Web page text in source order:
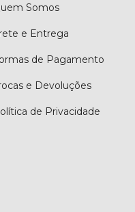
Somos
e Entrega
de Pagamento
e Devoluções
de Privacidade